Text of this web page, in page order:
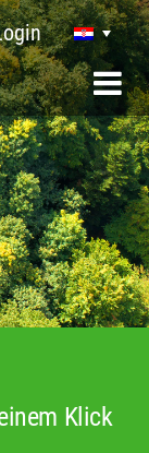
Klick